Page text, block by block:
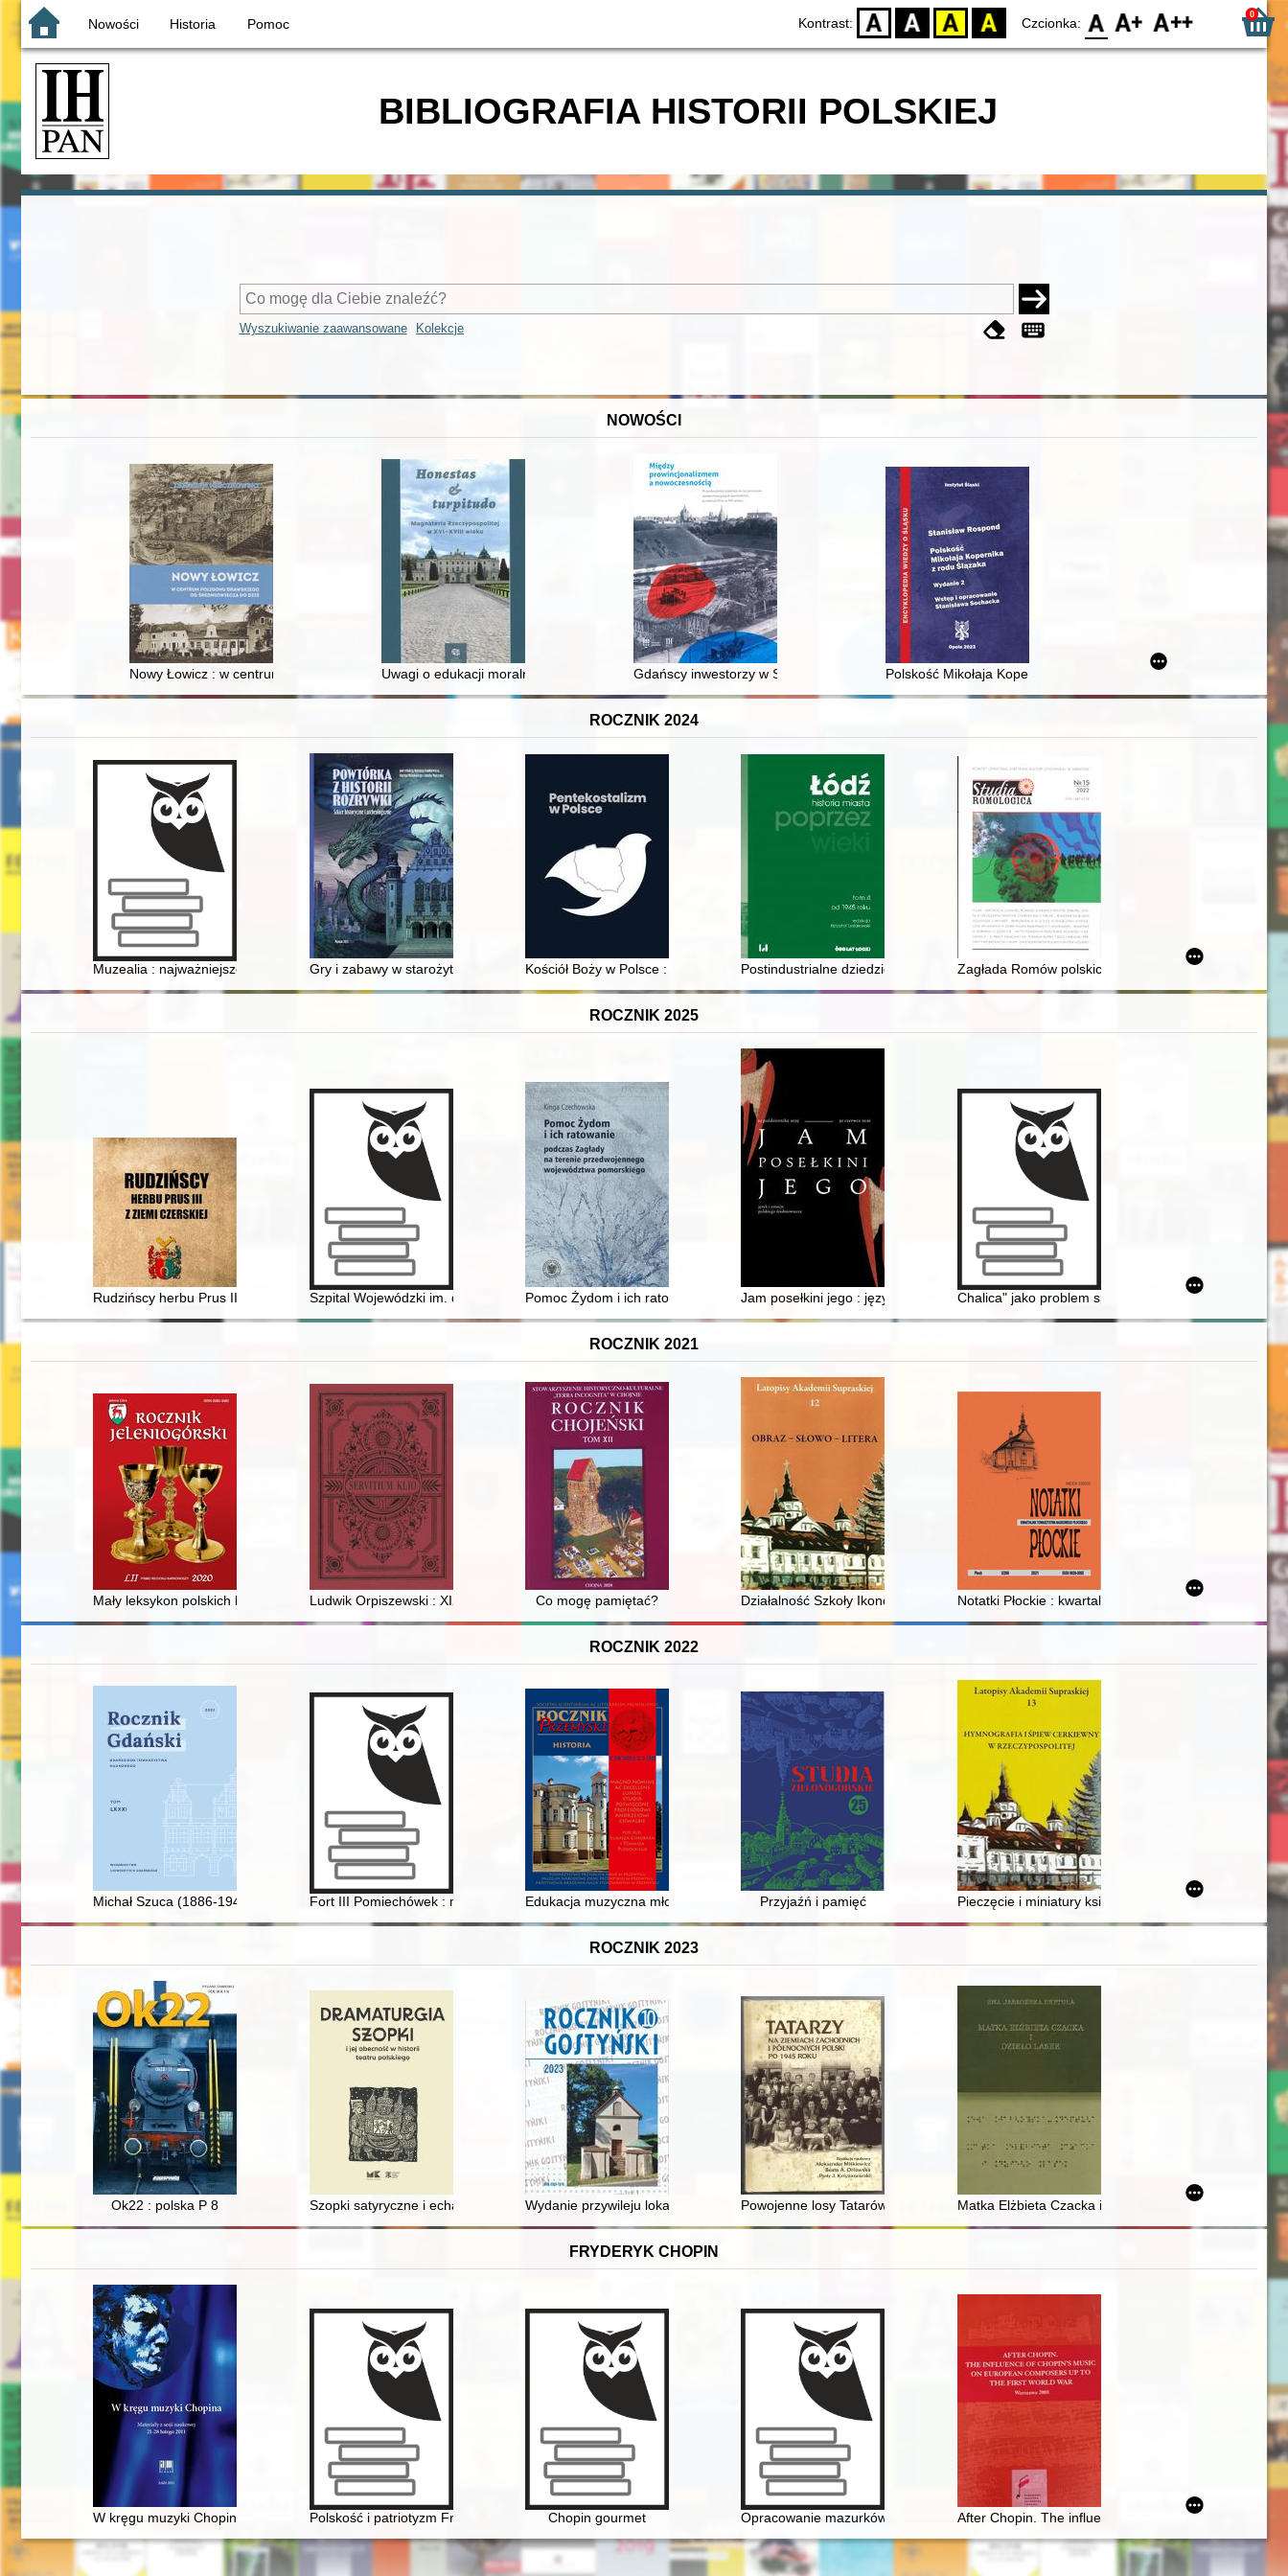
Nowości Historia Pomoc Kontrast: D BW YB BY Czcionka: F0 F1 F2 0
BIBLIOGRAFIA HISTORII POLSKIEJ
Wyszukiwanie zaawansowane Kolekcje
NOWOŚCI
Nowy Łowicz : w centrum poligonu drawskiego od średniowiecza do dziśUwagi o edukacji moralnej synów szlacheckich w XVI-wiecznej RzeczypospolitejGdańscy inwestorzy w Sopocie : prestiż finansowy i towarzyski lokalnego mieszczaństwa w 2. poł. XIX w
Polskość Mikołaja Kopernika z rodu Ślązaka
ROCZNIK 2024
Muzealia : najważniejsze projekty realizowane przez Muzeum w 2023 r
Gry i zabawy w starożytnej MezopotamiiKościół Boży w Polsce : historia, misja, tożsamośćPostindustrialne dziedzictwo Łodzi : dynamika miejskiego krajobrazu
Zagłada Romów polskich na ziemi łódzkiej :
ROCZNIK 2025
Rudzińscy herbu Prus III z ziemi ciechanowskiej w archiwaliach : ciechanowskie grodzkie wieczyste. T. 1
Szpital Wojewódzki im. dr. Ludwika Rydygiera w Suwałkach 2015-2025Pomoc Żydom i ich ratowanie podczas Zagłady na terenie przedwojennego województwa pomorskiego
Jam posełkini jego : język i emocje polskiego średniowiecza
Chalica" jako problem społeczno-prawny w
ROCZNIK 2021
Mały leksykon polskich badaczy Gerharta Hauptmanna w XIX-XXI wieku
Ludwik Orpiszewski : XIX-wieczny dyplomata z kujawskiej wsi
Co mogę pamiętać? Działalność Szkoły Ikonograficznej Notatki Płockie : kwartalnik Towarzystwa Naukowego
ROCZNIK 2022
Michał Szuca (1886-1940) : rekonesans badawczy w oczekiwaniu na biografię
Fort III Pomiechówek : materiały ikonograficzne z zasobu Centralnego Archiwum Wojskowego
Edukacja muzyczna młodzieży gimnazjalnej w Galicji Zachodniej w dobie autonomii - recenzja]
Przyjaźń i pamięć Pieczęcie i miniatury księcia Izasława
ROCZNIK 2023
Ok22 : polska P 8 Szopki satyryczne i echa dramaturgii szopkowej w dramacie współczesnym
Wydanie przywileju lokacyjnego Gostynia : przyczynek do politycznych i wojskowych motywów założenia miasta
Powojenne losy Tatarów w Gdańsku jako przykład udanej adaptacji społecznej
Matka Elżbieta Czacka i dzieło Lasek. T. 9
FRYDERYK CHOPIN
W kręgu muzyki Chopina. Materiały z sesji naukowej 21-28 lutego 2011 roku
Polskość i patriotyzm Fryderyka ChopinaChopin gourmet Opracowanie mazurków Chopina w redakcji Zygmunta Stojowskiego w kontekście
After Chopin. The influence of Chopin's music on